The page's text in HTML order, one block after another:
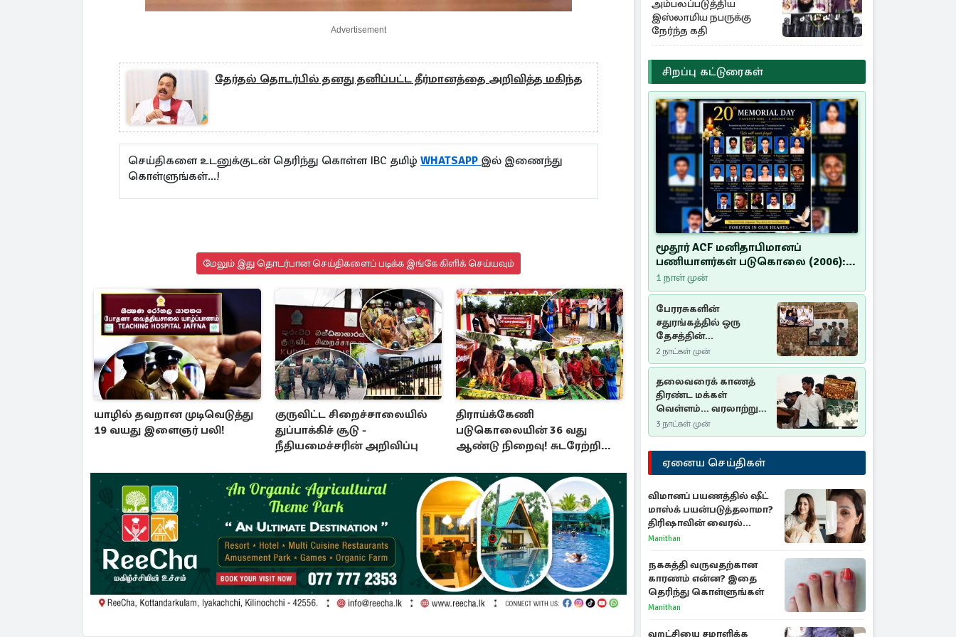
Advertisement
தேர்தல் தொடர்பில் தனது தனிப்பட்ட தீர்மானத்தை அறிவித்த மகிந்த
செய்திகளை உடனுக்குடன் தெரிந்து கொள்ள IBC தமிழ் WHATSAPP இல் இணைந்து
கொள்ளுங்கள்...!
மேலும் இது தொடர்பான செய்திகளைப் படிக்க இங்கே கிளிக் செய்யவும்
யாழில் தவறான முடிவெடுத்து
19 வயது இளைஞர் பலி!
குருவிட்ட சிறைச்சாலையில்
துப்பாக்கிச் சூடு -
நீதியமைச்சரின் அறிவிப்பு
திராய்க்கேணி
படுகொலையின் 36 வது
ஆண்டு நிறைவு! சுடரேற்றி
அம்பலப்படுத்திய
இஸ்லாமிய நபருக்கு
நேர்ந்த கதி
சிறப்பு கட்டுரைகள்
மூதூர் ACF மனிதாபிமானப்
பணியாளர்கள் படுகொலை (2006):
20 ஆண்டுகளாகியும் நீதி
மறுக்கப்பட்ட மனிதாபிமானப்
பேரவலம்
1 நாள் முன்
பேரரசுகளின்
சதுரங்கத்தில் ஒரு
தேசத்தின்
தீர்க்கதரிசனம் :
சுதுமலை பிரகடனம்
ஒரு வரலாற்றுப் பாடம்
2 நாட்கள் முன்
தலைவரைக் காணத்
திரண்ட மக்கள்
வெள்ளம்... வரலாற்றுச்
சிறப்புமிக்க சுதுமலைப்
பிரகடனம்…
3 நாட்கள் முன்
ஏனைய செய்திகள்
விமானப் பயணத்தில் ஷீட்
மாஸ்க் பயன்படுத்தலாமா?
திரிஷாவின் வைரல்
செல்ஃபிக்கு மருத்துவர்
Manithan
நகசுத்தி வருவதற்கான
காரணம் என்ன? இதை
தெரிந்து கொள்ளுங்கள்
Manithan
வறட்சியை சமாளிக்க